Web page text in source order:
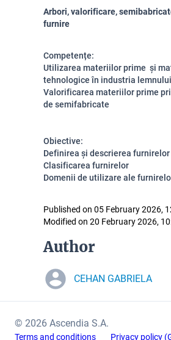
Arbori, valorificare,
furnire
Competențe:
Utilizarea materiilor prime și
tehnologice în industria lemnului
Valorificarea materiilor prime
de semifabricate
Obiective:
Definirea și descrierea furnirelor
Clasificarea furnirelor
Domenii de utilizare ale
Published on 05 February 2026,
Modified on 20 February 2026,
Author
CEHAN GABRIELA
© 2026 Ascendia S.A.
Terms and conditions Privacy policy